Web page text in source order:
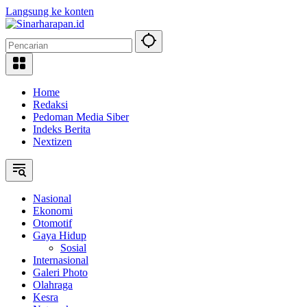
Langsung ke konten
Home
Redaksi
Pedoman Media Siber
Indeks Berita
Nextizen
Nasional
Ekonomi
Otomotif
Gaya Hidup
Sosial
Internasional
Galeri Photo
Olahraga
Kesra